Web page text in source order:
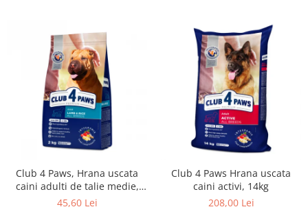
Club 4 Paws, Hrana uscata
caini adulti de talie medie,
miel si orez, 2kg
45,60 Lei
Club 4 Paws Hrana uscata
caini activi, 14kg
208,00 Lei